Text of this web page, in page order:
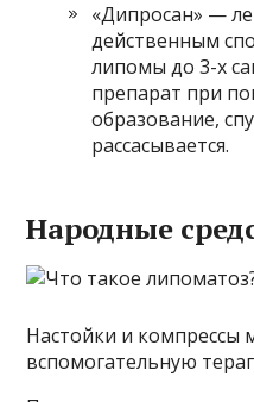
«Дипросан» —
действенным
липомы до 3-х
препарат при
образование,
рассасывается.
Народные
Настойки и компрессы
вспомогательную